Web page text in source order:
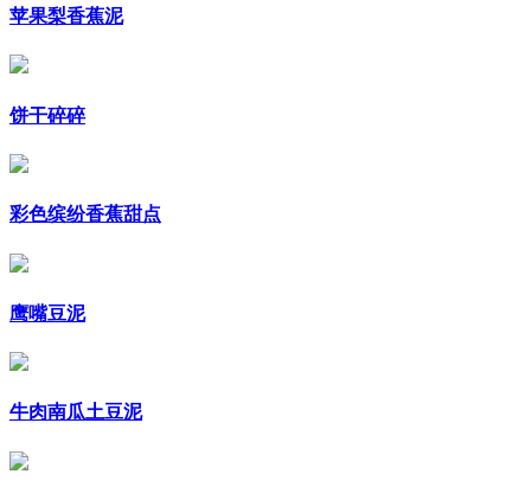
苹果梨香蕉泥
饼干碎碎
彩色缤纷香蕉甜点
鹰嘴豆泥
牛肉南瓜土豆泥